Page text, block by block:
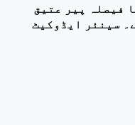
فیصلہ پیر عتیق
سینئر ایڈوکیٹ